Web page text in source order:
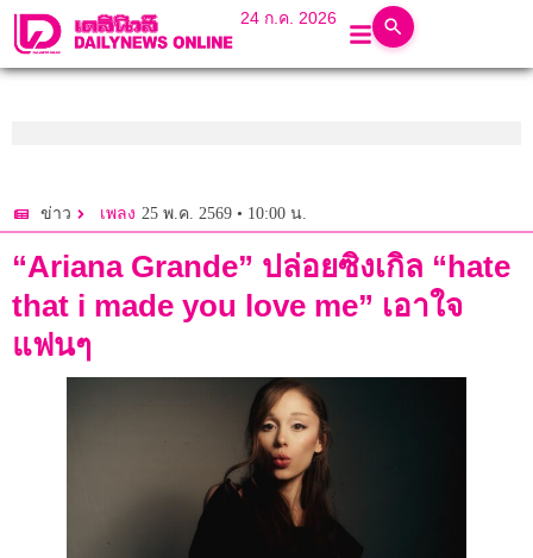
24 ก.ค. 2026
ข่าว เพลง 25 พ.ค. 2569 • 10:00 น.
“Ariana Grande” ปล่อยซิงเกิล “hate
that i made you love me” เอาใจ
แฟนๆ